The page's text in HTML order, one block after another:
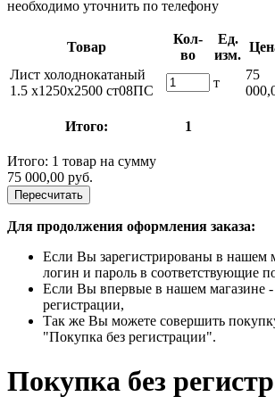
необходимо уточнить по телефону
Товар
Кол-
во
Ед.
изм.
Лист холоднокатаный
1.5 х1250х2500 ст08ПС
т
75
Итого: 1
Итого: 1 товар на сумму
75 000,00 руб.
Пересчитать
Для продолжения оформления заказа:
Если Вы зарегистрированы в нашем
логин и пароль в соответствующие
Если Вы впервые в нашем магазине
регистрации,
Так же Вы можете совершить
"Покупка без регистрации".
Покупка без